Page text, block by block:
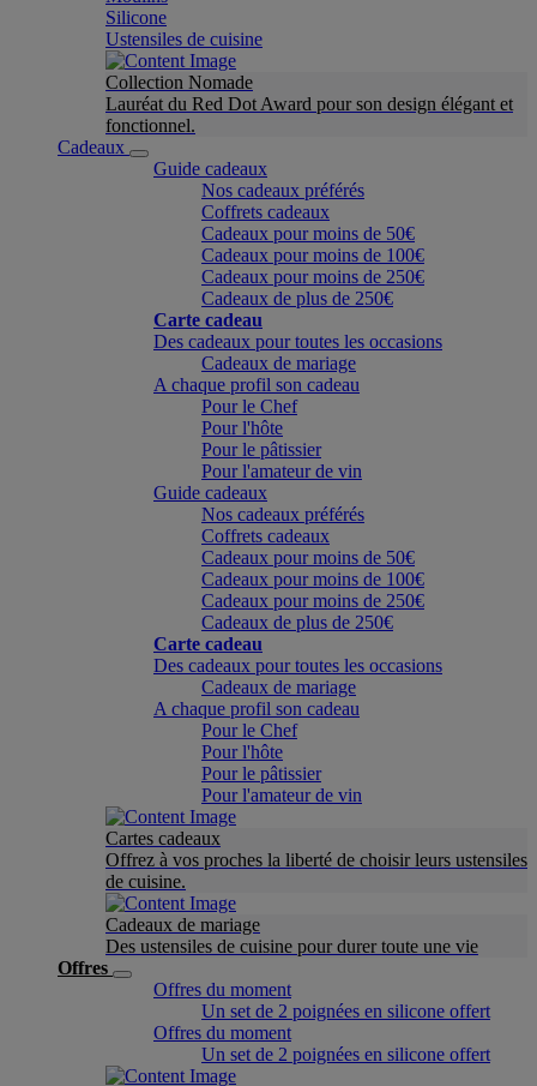
Silicone
Ustensiles de cuisine
Collection Nomade
Lauréat du Red Dot Award pour son design élégant et
fonctionnel.
Cadeaux
Guide cadeaux
Nos cadeaux préférés
Coffrets cadeaux
Cadeaux pour moins de 50€
Cadeaux pour moins de 100€
Cadeaux pour moins de 250€
Cadeaux de plus de 250€
Carte cadeau
Des cadeaux pour toutes les occasions
Cadeaux de mariage
A chaque profil son cadeau
Pour le Chef
Pour l'hôte
Pour le pâtissier
Pour l'amateur de vin
Guide cadeaux
Nos cadeaux préférés
Coffrets cadeaux
Cadeaux pour moins de 50€
Cadeaux pour moins de 100€
Cadeaux pour moins de 250€
Cadeaux de plus de 250€
Carte cadeau
Des cadeaux pour toutes les occasions
Cadeaux de mariage
A chaque profil son cadeau
Pour le Chef
Pour l'hôte
Pour le pâtissier
Pour l'amateur de vin
Cartes cadeaux
Offrez à vos proches la liberté de choisir leurs ustensiles
de cuisine.
Cadeaux de mariage
Des ustensiles de cuisine pour durer toute une vie
Offres
Offres du moment
Un set de 2 poignées en silicone offert
Offres du moment
Un set de 2 poignées en silicone offert